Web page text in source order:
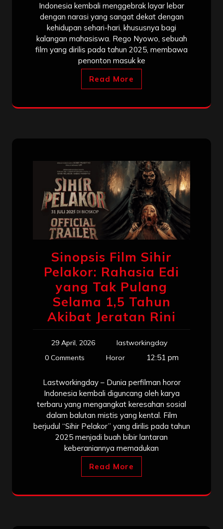
Indonesia kembali menggebrak layar lebar
dengan narasi yang sangat dekat dengan
kehidupan sehari-hari, khususnya bagi
kalangan mahasiswa. Rego Nyowo, sebuah
film yang dirilis pada tahun 2025, membawa
penonton masuk ke
Read More
Sinopsis Film Sihir
Pelakor: Rahasia Edi
yang Tak Pulang
Selama 1,5 Tahun
Akibat Jeratan Rini
29 April, 2026
lastworkingday
0 Comments
Horor 12:51 pm
Lastworkingday – Dunia perfilman horor
Indonesia kembali diguncang oleh karya
terbaru yang mengangkat keresahan sosial
dalam balutan mistis yang kental. Film
berjudul “Sihir Pelakor” yang dirilis pada tahun
2025 menjadi buah bibir lantaran
keberaniannya memadukan
Read More